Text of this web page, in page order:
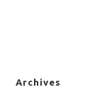
Archives